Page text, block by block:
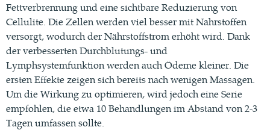
Fettverbrennung und eine sichtbare Reduzierung von
Cellulite. Die Zellen werden viel besser mit Nährstoffen
versorgt, wodurch der Nährstoffstrom erhöht wird. Dank
der verbesserten Durchblutungs- und
Lymphsystemfunktion werden auch Ödeme kleiner. Die
ersten Effekte zeigen sich bereits nach wenigen Massagen.
Um die Wirkung zu optimieren, wird jedoch eine Serie
empfohlen, die etwa 10 Behandlungen im Abstand von 2-3
Tagen umfassen sollte.